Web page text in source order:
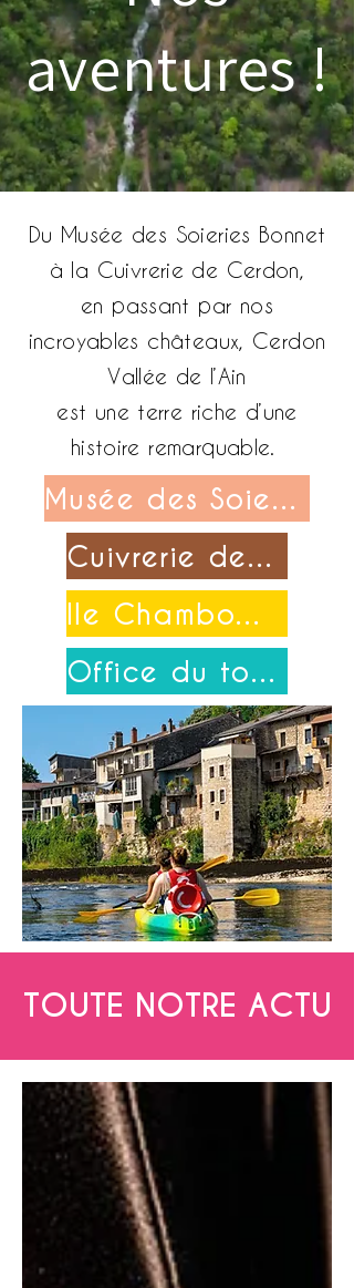
aventures !
Du Musée des Soieries Bonnet
à la Cuivrerie de Cerdon,
en passant par nos
incroyables châteaux, Cerdon
Vallée de l’Ain
est une terre riche d’une
histoire remarquable.
Musée des Soieries Bonnet
Cuivrerie de Cerdon
Ile Chambod-Merpuis
Office du tourisme
TOUTE NOTRE ACTU